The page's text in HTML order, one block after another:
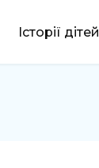
Історії дітей